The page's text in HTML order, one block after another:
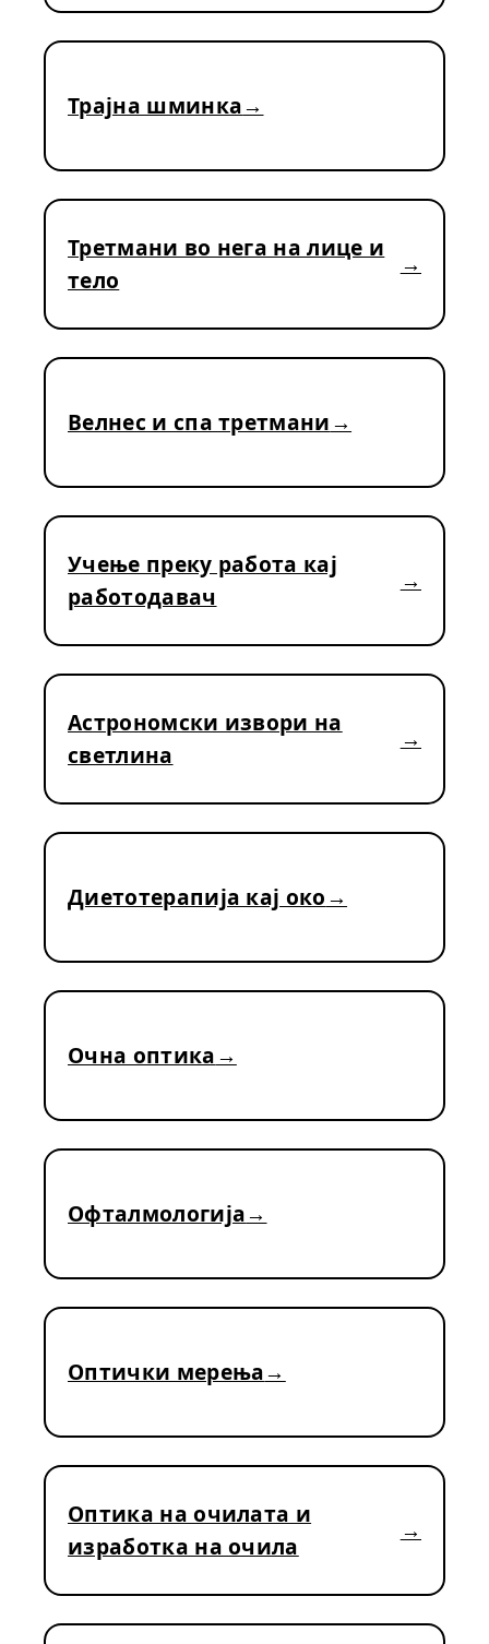
Трајна шминка
Третмани во нега на лице и
тело
Велнес и спа третмани
Учење преку работа кај
работодавач
Астрономски извори на
светлина
Диетотерапија кај око
Очна оптика
Офталмологија
Оптички мерења
Оптика на очилата и
изработка на очила